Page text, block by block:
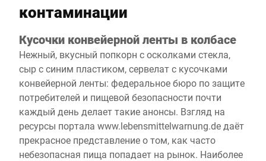
контаминации
Кусочки конвейерной ленты в колбасе
Нежный, вкусный попкорн с осколками стекла,
сыр с синим пластиком, сервелат с кусочками
конвейерной ленты: федеральное бюро по защите
потребителей и пищевой безопасности почти
каждый день делает такие анонсы. Взгляд на
ресурсы портала www.lebensmittelwarnung.de даёт
прекрасное представление о том, как часто
небезопасная пища попадает на рынок. Наиболее